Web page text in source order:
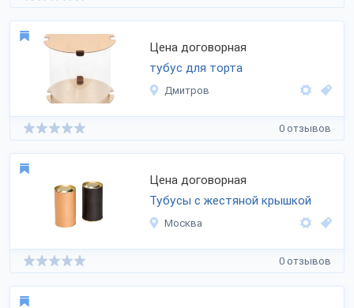
Цена договорная
тубус для торта
Дмитров
0 отзывов
Цена договорная
Тубусы с жестяной крышкой
Москва
0 отзывов